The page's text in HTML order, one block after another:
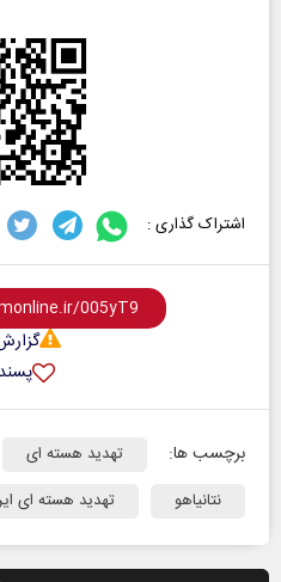
اشتراک گذاری :
برچسب ها: تهدید هسته ای
نتانیاهو
تهدید هسته ای